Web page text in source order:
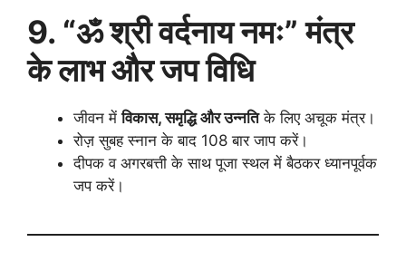
9. “ॐ श्री वर्दनाय नमः” मंत्र
के लाभ और जप विधि
जीवन मेंविकास, समृद्धि और उन्नतिके लिए अचूक मंत्र।
रोज़ सुबह स्नान के बाद 108 बार जाप करें।
दीपक व अगरबत्ती के साथ पूजा स्थल में बैठकर ध्यानपूर्वक
जप करें।